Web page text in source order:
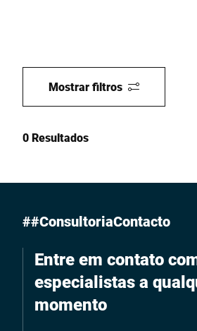
Mostrar filtros
0 Resultados
##ConsultoriaContacto
Entre em contato
especialistas a
momento